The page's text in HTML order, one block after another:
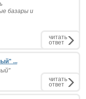
базары и
читать
ответ
...
читать
ответ